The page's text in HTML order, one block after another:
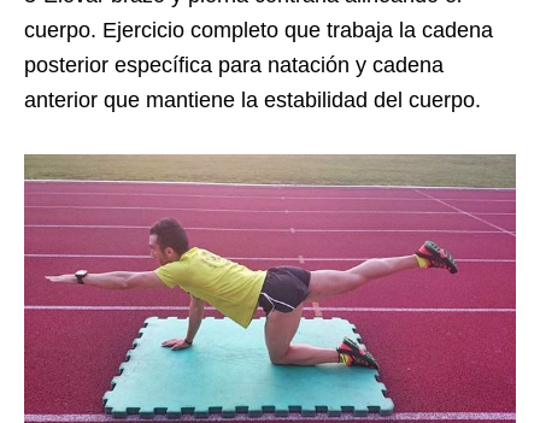
cuerpo. Ejercicio completo que trabaja la cadena
posterior específica para natación y cadena
anterior que mantiene la estabilidad del cuerpo.